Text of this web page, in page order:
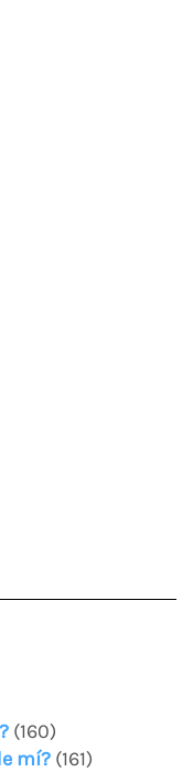
(160)
mí? (161)